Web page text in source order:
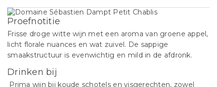
Proefnotitie
Frisse droge witte wijn met een aroma van groene appel,
licht florale nuances en wat zuivel. De sappige
smaakstructuur is evenwichtig en mild in de afdronk.
Drinken bij
Prima wijn bij koude schotels en visgerechten, zowel